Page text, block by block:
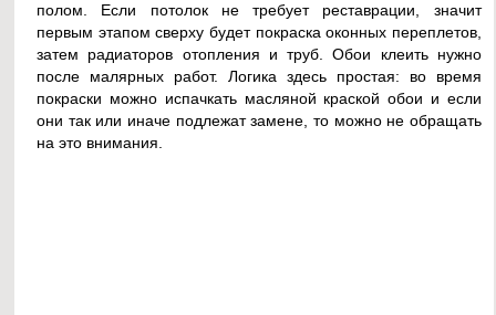
полом. Если потолок не требует реставрации, значит
первым этапом сверху будет покраска оконных переплетов,
затем радиаторов отопления и труб. Обои клеить нужно
после малярных работ. Логика здесь простая: во время
покраски можно испачкать масляной краской обои и если
они так или иначе подлежат замене, то можно не обращать
на это внимания.